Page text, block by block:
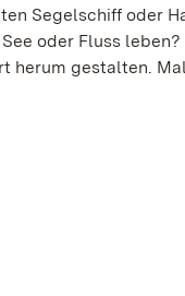
Segelschiff oder
oder Fluss
herum gestalten.